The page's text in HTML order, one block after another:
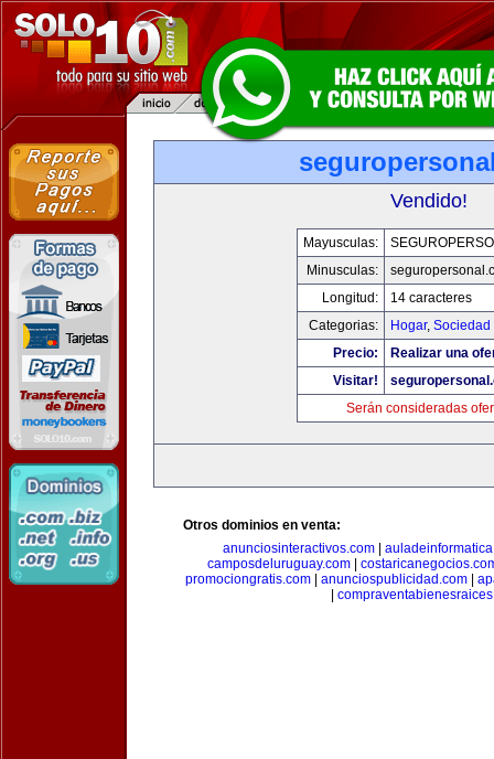
Vendido!
Mayusculas:
Minusculas:
Longitud:
14 caracteres
Categorias:
Hogar, Sociedad
Precio:
Realizar una
Visitar!
Serán consideradas
Otros dominios en venta:
anunciosinteractivos.com|
camposdeluruguay.com|
promociongratis.com
anunciospublicidad.com